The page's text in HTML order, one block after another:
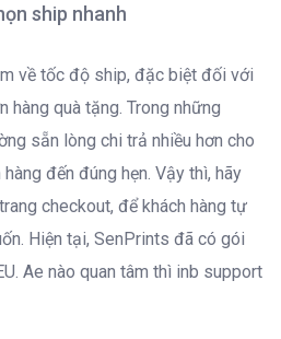
ship nhanh
về tốc độ ship, đặc biệt đối với
hàng quà tặng. Trong những
sẵn lòng chi trả nhiều hơn cho
đến đúng hẹn. Vậy thì, hãy
checkout, để khách hàng tự
Hiện tại, SenPrints đã có gói
Ae nào quan tâm thì inb support